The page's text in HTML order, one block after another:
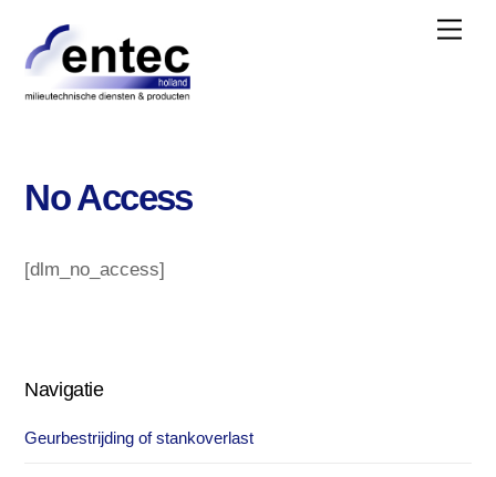
content
No Access
[dlm_no_access]
Navigatie
Geurbestrijding of stankoverlast